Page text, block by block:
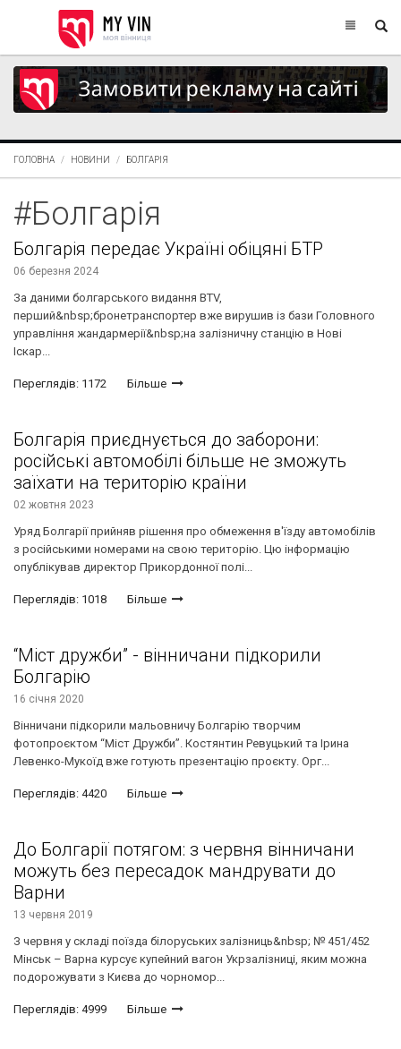
ГОЛОВНА НОВИНИ БОЛГАРІЯ
#Болгарія
Болгарія передає Україні обіцяні БТР
06 березня 2024
За даними болгарського видання BTV,
перший&nbsp;бронетранспортер вже вирушив із бази Головного
управління жандармерії&nbsp;на залізничну станцію в Нові
Іскар...
Переглядів: 1172 Більше
Болгарія приєднується до заборони:
російські автомобілі більше не зможуть
заїхати на територію країни
02 жовтня 2023
Уряд Болгарії прийняв рішення про обмеження в'їзду автомобілів
з російськими номерами на свою територію. Цю інформацію
опублікував директор Прикордонної полі...
Переглядів: 1018 Більше
“Міст дружби” - вінничани підкорили
Болгарію
16 січня 2020
Вінничани підкорили мальовничу Болгарію творчим
фотопроєктом “Міст Дружби”. Костянтин Ревуцький та Ірина
Левенко-Мукоїд вже готують презентацію проєкту. Орг...
Переглядів: 4420 Більше
До Болгарії потягом: з червня вінничани
можуть без пересадок мандрувати до
Варни
13 червня 2019
З червня у складі поїзда білоруських залізниць&nbsp; № 451/452
Мінськ – Варна курсує купейний вагон Укрзалізниці, яким можна
подорожувати з Києва до чорномор...
Переглядів: 4999 Більше